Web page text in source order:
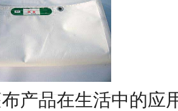
产品在生活中的应